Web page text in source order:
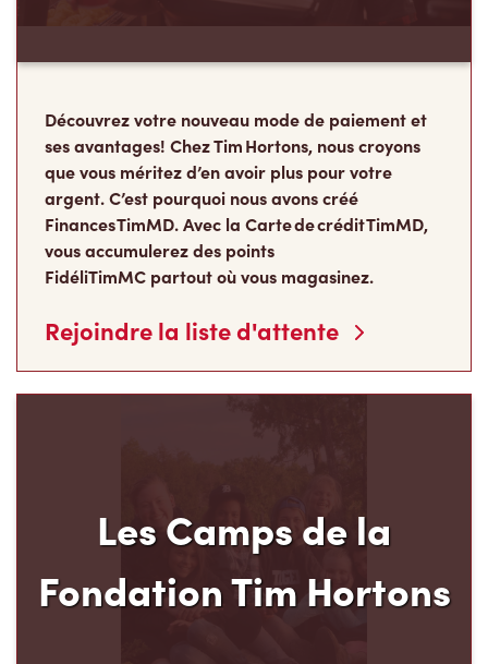
Découvrez votre nouveau mode de paiement et
ses avantages! Chez Tim Hortons, nous croyons
que vous méritez d’en avoir plus pour votre
argent. C’est pourquoi nous avons créé
Finances TimMD. Avec la Carte de crédit TimMD,
vous accumulerez des points
FidéliTimMC partout où vous magasinez.
Rejoindre la liste d'attente
Les Camps de la
Fondation Tim Hortons